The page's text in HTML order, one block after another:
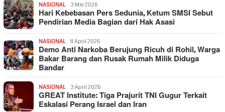
NASIONAL 3 Mei 2026
Hari Kebebasan Pers Sedunia, Ketum SMSI Sebut
Pendirian Media Bagian dari Hak Asasi
NASIONAL 11 April 2026
Demo Anti Narkoba Berujung Ricuh di Rohil, Warga
Bakar Barang dan Rusak Rumah Milik Diduga
Bandar
NASIONAL 3 April 2026
GREAT Institute: Tiga Prajurit TNI Gugur Terkait
Eskalasi Perang Israel dan Iran